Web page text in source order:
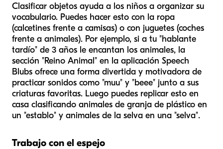
Clasificar objetos ayuda a los niños a organizar su
vocabulario. Puedes hacer esto con la ropa
(calcetines frente a camisas) o con juguetes (coches
frente a animales). Por ejemplo, si a tu "hablante
tardío" de 3 años le encantan los animales, la
sección "Reino Animal" en la aplicación Speech
Blubs ofrece una forma divertida y motivadora de
practicar sonidos como "muu" y "beee" junto a sus
criaturas favoritas. Luego puedes replicar esto en
casa clasificando animales de granja de plástico en
un "establo" y animales de la selva en una "selva".
Trabajo con el espejo